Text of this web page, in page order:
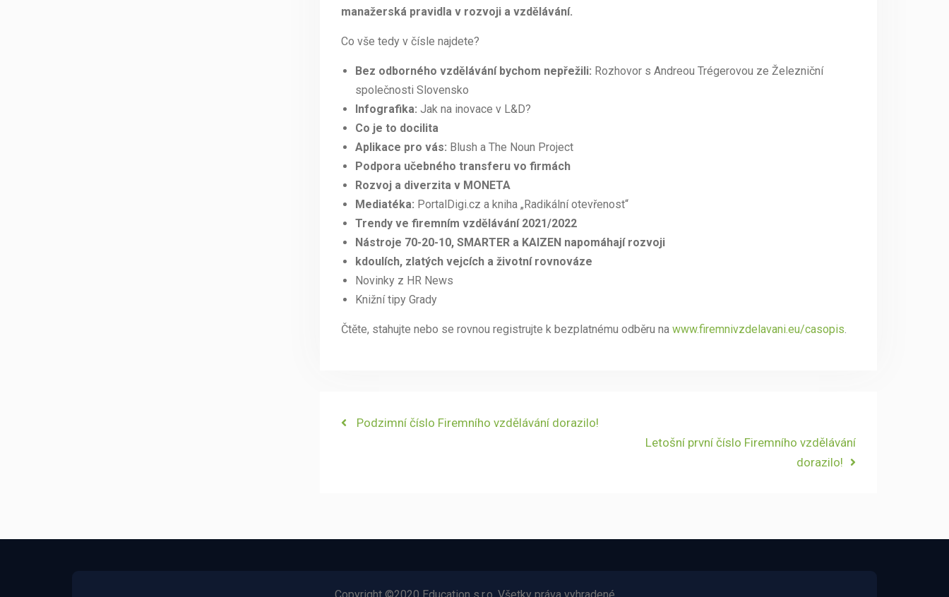
manažerská pravidla v rozvoji a vzdělávání.
Co vše tedy v čísle najdete?
Bez odborného vzdělávání bychom nepřežili: Rozhovor s Andreou Trégerovou ze Železniční
společnosti Slovensko
Infografika: Jak na inovace v L&D?
Co je to docilita
Aplikace pro vás: Blush a The Noun Project
Podpora učebného transferu vo firmách
Rozvoj a diverzita v MONETA
Mediatéka: PortalDigi.cz a kniha „Radikální otevřenost“
Trendy ve firemním vzdělávání 2021/2022
Nástroje 70-20-10, SMARTER a KAIZEN napomáhají rozvoji
kdoulích, zlatých vejcích a životní rovnováze
Novinky z HR News
Knižní tipy Grady
Čtěte, stahujte nebo se rovnou registrujte k bezplatnému odběru na www.firemnivzdelavani.eu/casopis
Navigace
Previous
Podzimní číslo Firemního vzdělávání dorazilo!
Next
Letošní první číslo Firemního vzdělávání
dorazilo!